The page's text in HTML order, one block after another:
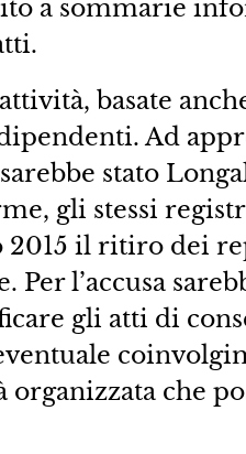
a sommarie
basate
Ad
stato
gli stessi
2015 il ritiro dei
Per l’accusa
gli atti di
che